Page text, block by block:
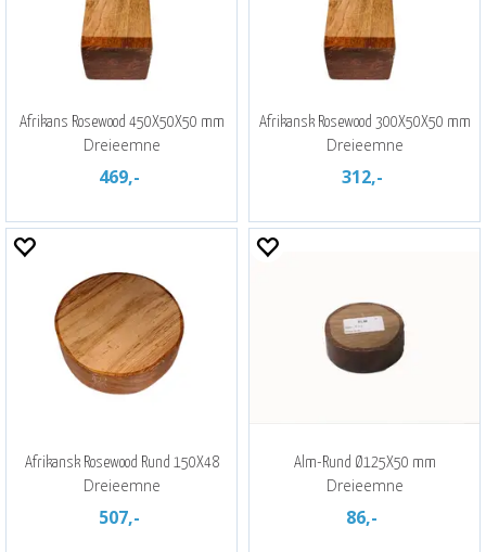
Afrikans Rosewood 450X50X50 mm
Dreieemne
469,-
Afrikansk Rosewood 300X50X50 mm
Dreieemne
312,-
Afrikansk Rosewood Rund 150X48
Dreieemne
507,-
Alm-Rund Ø125X50 mm
Dreieemne
86,-